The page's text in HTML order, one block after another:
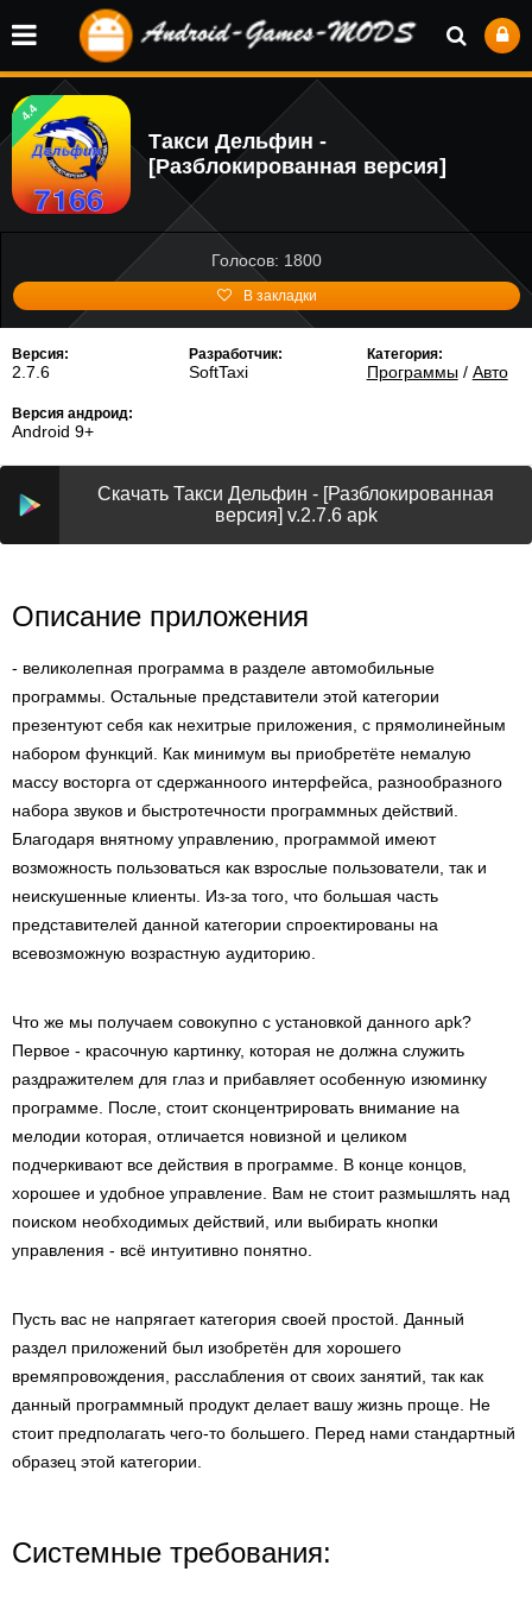
4.4
Такси Дельфин -
[Разблокированная версия]
Голосов: 1800
В закладки
Версия:
2.7.6
Разработчик:
SoftTaxi
Категория:
Программы/ Авто
Версия андроид:
Android 9+
Скачать Такси Дельфин - [Разблокированная
версия] v.2.7.6 apk
Описание приложения
- великолепная программа в разделе автомобильные
программы. Остальные представители этой категории
презентуют себя как нехитрые приложения, с прямолинейным
набором функций. Как минимум вы приобретёте немалую
массу восторга от сдержанноого интерфейса, разнообразного
набора звуков и быстротечности программных действий.
Благодаря внятному управлению, программой имеют
возможность пользоваться как взрослые пользователи, так и
неискушенные клиенты. Из-за того, что большая часть
представителей данной категории спроектированы на
всевозможную возрастную аудиторию.
Что же мы получаем совокупно с установкой данного apk?
Первое - красочную картинку, которая не должна служить
раздражителем для глаз и прибавляет особенную изюминку
программе. После, стоит сконцентрировать внимание на
мелодии которая, отличается новизной и целиком
подчеркивают все действия в программе. В конце концов,
хорошее и удобное управление. Вам не стоит размышлять над
поиском необходимых действий, или выбирать кнопки
управления - всё интуитивно понятно.
Пусть вас не напрягает категория своей простой. Данный
раздел приложений был изобретён для хорошего
времяпровождения, расслабления от своих занятий, так как
данный программный продукт делает вашу жизнь проще. Не
стоит предполагать чего-то большего. Перед нами стандартный
образец этой категории.
Системные требования: